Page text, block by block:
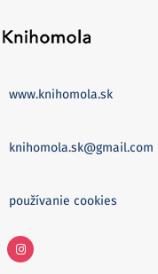
www.knihomola.sk
knihomola.sk@gmail.com
používanie cookies